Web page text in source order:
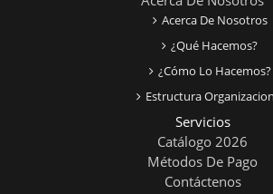
Acerca De Nosotros
¿Qué Hacemos?
¿Cómo Lo Hacemos?
Estructura
Servicios
Catálogo 2026
Métodos De Pago
Contáctenos